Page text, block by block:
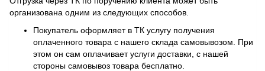
организована одним из следующих способов.
Покупатель оформляет в ТК услугу получения
оплаченного товара с нашего склада самовывозом. При
этом он сам оплачивает услуги доставки, с нашей
стороны самовывоз товара бесплатно.